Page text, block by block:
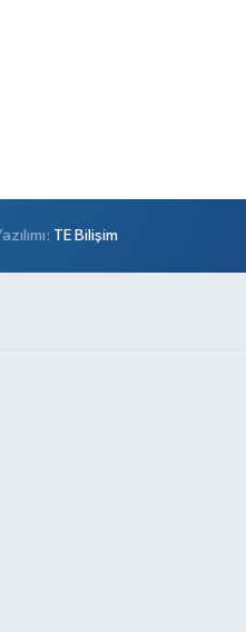
TE Bilişim